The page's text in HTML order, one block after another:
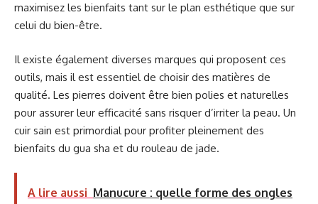
maximisez les bienfaits tant sur le plan esthétique que sur
celui du bien-être.
Il existe également diverses marques qui proposent ces
outils, mais il est essentiel de choisir des matières de
qualité. Les pierres doivent être bien polies et naturelles
pour assurer leur efficacité sans risquer d’irriter la peau. Un
cuir sain est primordial pour profiter pleinement des
bienfaits du gua sha et du rouleau de jade.
A lire aussi Manucure : quelle forme des ongles